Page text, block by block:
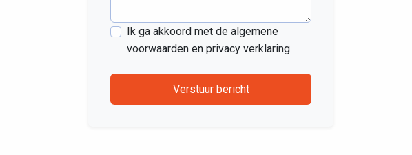
Ik ga akkoord met de algemene
voorwaarden en privacy verklaring
Verstuur bericht